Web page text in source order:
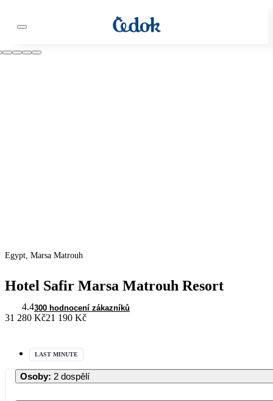
Egypt, Marsa Matrouh
Hotel Safir Marsa Matrouh Resort
4.4300 hodnocení zákazníků
31 280 Kč21 190 Kč
LAST MINUTE
Osoby: 2 dospělí